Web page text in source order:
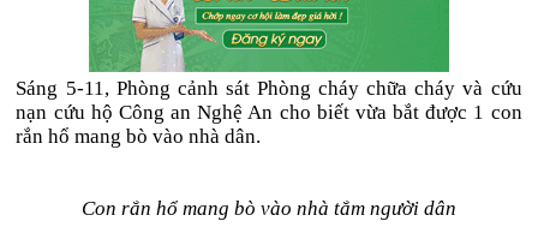
Sáng 5-11, Phòng cảnh sát Phòng cháy chữa cháy và cứu
nạn cứu hộ Công an Nghệ An cho biết vừa bắt được 1 con
rắn hổ mang bò vào nhà dân.
Con rắn hổ mang bò vào nhà tắm người dân